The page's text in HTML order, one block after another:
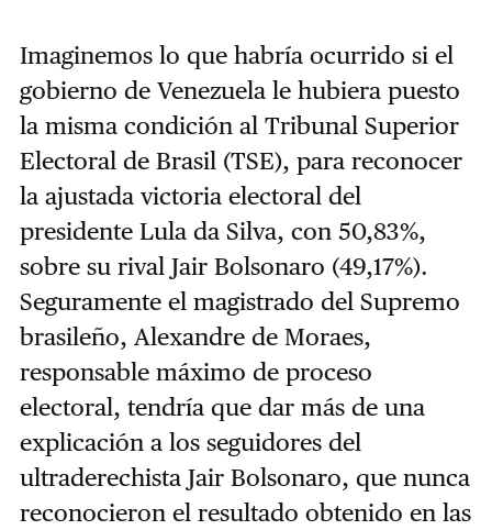
Imaginemos lo que habría ocurrido si el
gobierno de Venezuela le hubiera puesto
la misma condición al Tribunal Superior
Electoral de Brasil (TSE), para reconocer
la ajustada victoria electoral del
presidente Lula da Silva, con 50,83%,
sobre su rival Jair Bolsonaro (49,17%).
Seguramente el magistrado del Supremo
brasileño, Alexandre de Moraes,
responsable máximo de proceso
electoral, tendría que dar más de una
explicación a los seguidores del
ultraderechista Jair Bolsonaro, que nunca
reconocieron el resultado obtenido en las